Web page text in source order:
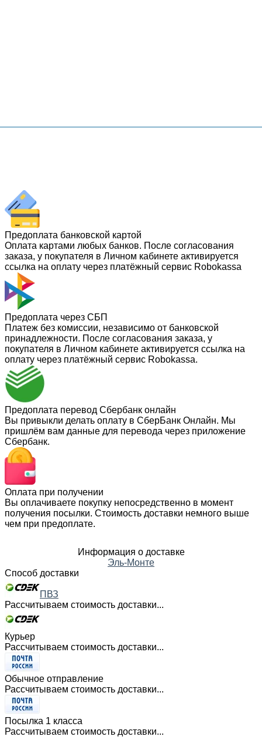
Предоплата банковской картой
Оплата картами любых банков. После согласования
заказа, у покупателя в Личном кабинете активируется
ссылка на оплату через платёжный сервис Robokassa
Предоплата через СБП
Платеж без комиссии, независимо от банковской
принадлежности. После согласования заказа, у
покупателя в Личном кабинете активируется ссылка на
оплату через платёжный сервис Robokassa.
Предоплата перевод Сбербанк онлайн
Вы привыкли делать оплату в СберБанк Онлайн. Мы
пришлём вам данные для перевода через приложение
Сбербанк.
Оплата при получении
Вы оплачиваете покупку непосредственно в момент
получения посылки. Стоимость доставки немного выше
чем при предоплате.
Информация о доставке
Эль-Монте
Способ доставки
ПВЗ
Рассчитываем стоимость доставки...
Курьер
Рассчитываем стоимость доставки...
Обычное отправление
Рассчитываем стоимость доставки...
Посылка 1 класса
Рассчитываем стоимость доставки...